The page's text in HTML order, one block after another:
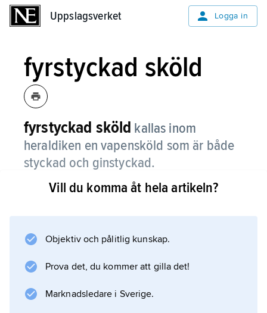
Uppslagsverket Logga in
fyrstyckad sköld
fyrstyckad sköld kallas inom
heraldiken en vapensköld som är både
styckad och ginstyckad.
Vill du komma åt hela artikeln?
Objektiv och pålitlig kunskap.
Prova det, du kommer att gilla det!
Marknadsledare i Sverige.